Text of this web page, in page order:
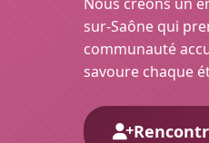
sur-Saône qui
communauté
savoure chaque